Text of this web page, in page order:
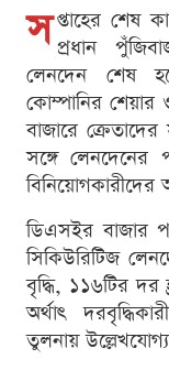
স প্তাহের শেষ
প্রধান
লেনদেন শেষ
কোম্পানির শেয়ার
বাজারে
সঙ্গে লেনদেনের
বিনিয়োগকারীদের
ডিএসইর বাজার
সিকিউরিটিজ
বৃদ্ধি, ১১৬টির দর
অর্থাৎ
তুলনায়